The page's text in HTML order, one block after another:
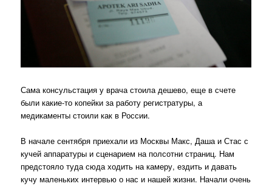
Сама консульстация у врача стоила дешево, еще в счете
были какие-то копейки за работу регистратуры, а
медикаменты стоили как в России.
В начале сентября приехали из Москвы Макс, Даша и Стас с
кучей аппаратуры и сценарием на полсотни страниц. Нам
предстояло туда сюда ходить на камеру, ездить и давать
кучу маленьких интервью о нас и нашей жизни. Начали очень